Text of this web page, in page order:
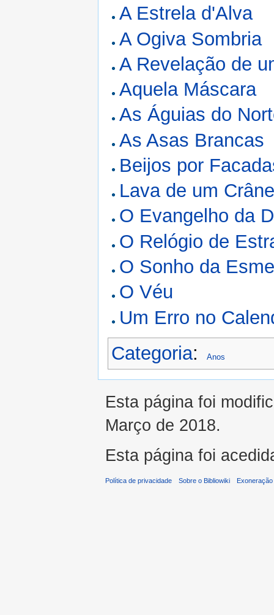
A Estrela d'Alva
A Ogiva Sombria
A Revelação de
Aquela Máscara
As Águias do
As Asas Brancas
Beijos por
Lava de um
O Evangelho da
O Relógio de
O Sonho da
O Véu
Um Erro no
Categoria: Anos
Esta página foi
Março de 2018.
Esta página foi
Política de privacidade Sobre o Bibliowiki